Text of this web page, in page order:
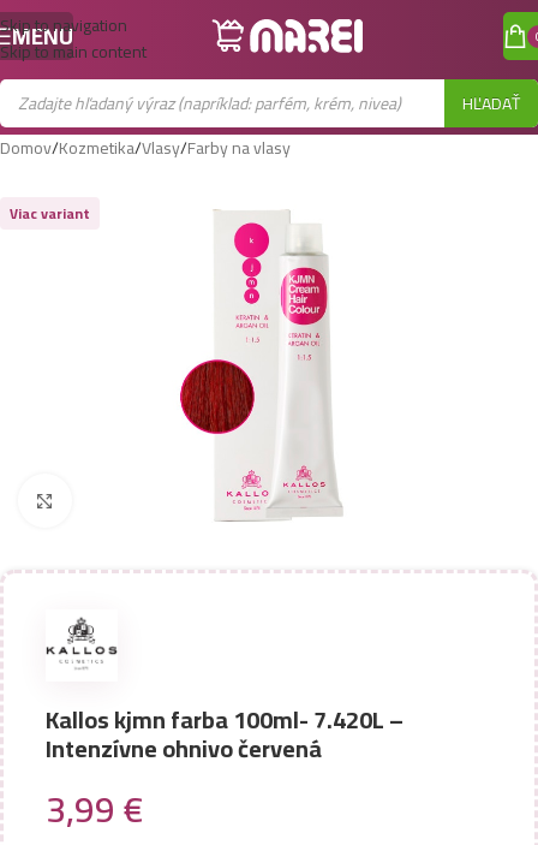
Skip to navigation
Skip to main content
MENU
HĽADAŤ
Domov/Kozmetika/Vlasy/Farby na vlasy
Viac variant
Kallos kjmn farba 100ml- 7.420L –
Intenzívne ohnivo červená
3,99€